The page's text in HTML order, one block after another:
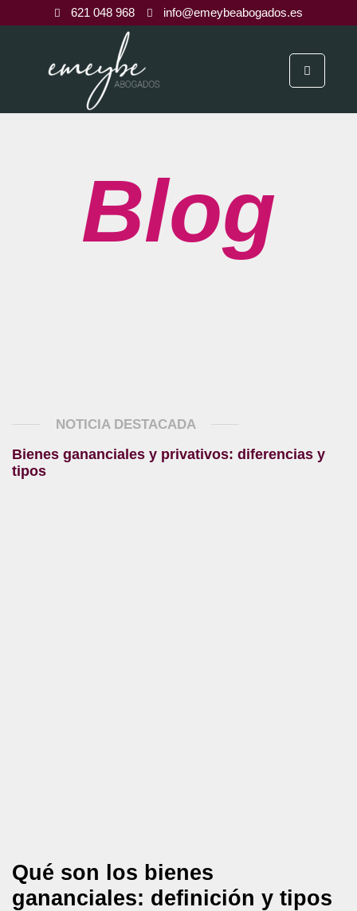
621 048 968 info@emeybeabogados.es
Blog
NOTICIA DESTACADA
Bienes gananciales y privativos: diferencias y
tipos
Qué son los bienes
gananciales: definición y tipos